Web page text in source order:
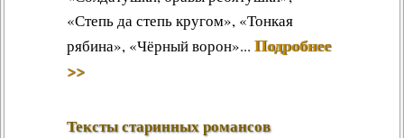
«Степь да степь кругом», «Тонкая
рябина», «Чёрный ворон»... Подробнее
>>
Тексты старинных романсов